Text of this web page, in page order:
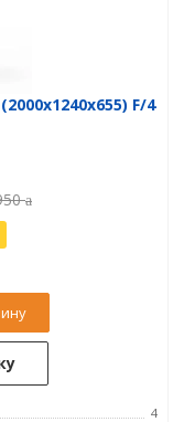
F/4
4